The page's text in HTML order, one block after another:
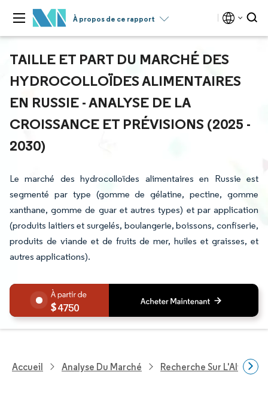
À propos de ce rapport
TAILLE ET PART DU MARCHÉ DES
HYDROCOLLOÏDES ALIMENTAIRES
EN RUSSIE - ANALYSE DE LA
CROISSANCE ET PRÉVISIONS (2025 -
2030)
Le marché des hydrocolloïdes alimentaires en Russie est
segmenté par type (gomme de gélatine, pectine, gomme
xanthane, gomme de guar et autres types) et par application
(produits laitiers et surgelés, boulangerie, boissons, confiserie,
produits de viande et de fruits de mer, huiles et graisses, et
autres applications).
4750
Accueil Analyse Du Marché Recherche Sur